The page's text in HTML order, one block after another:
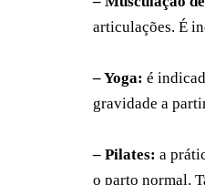
articulações. É
– Yoga: é
gravidade a
– Pilates: a
o parto normal.